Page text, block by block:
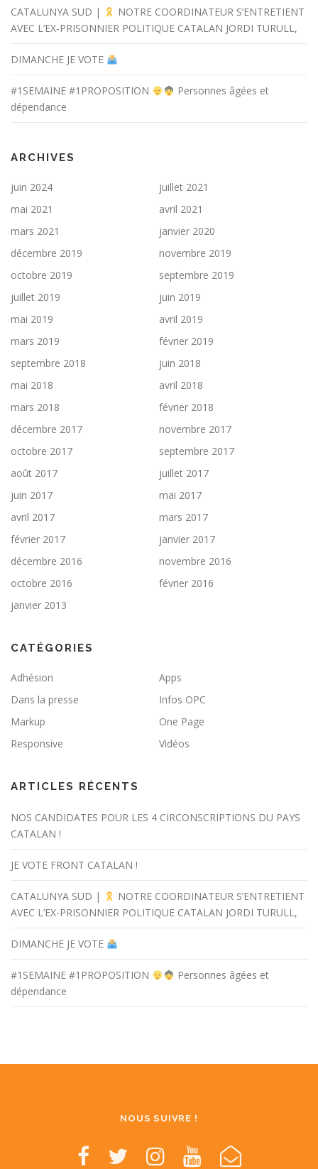
CATALUNYA SUD |
NOTRE COORDINATEUR S’ENTRETIENT
AVEC L’EX-PRISONNIER POLITIQUE CATALAN JORDI TURULL,
DIMANCHE JE VOTE
#1SEMAINE #1PROPOSITION
Personnes âgées et
dépendance
ARCHIVES
juin 2024
juillet 2021
mai 2021
avril 2021
mars 2021
janvier 2020
décembre 2019
novembre 2019
octobre 2019
septembre 2019
juillet 2019
juin 2019
mai 2019
avril 2019
mars 2019
février 2019
septembre 2018
juin 2018
mai 2018
avril 2018
mars 2018
février 2018
décembre 2017
novembre 2017
octobre 2017
septembre 2017
août 2017
juillet 2017
juin 2017
mai 2017
avril 2017
mars 2017
février 2017
janvier 2017
décembre 2016
novembre 2016
octobre 2016
février 2016
janvier 2013
CATÉGORIES
Adhésion
Apps
Dans la presse
Infos OPC
Markup
One Page
Responsive
Vidéos
ARTICLES RÉCENTS
NOS CANDIDATES POUR LES 4 CIRCONSCRIPTIONS DU PAYS
CATALAN !
JE VOTE FRONT CATALAN !
CATALUNYA SUD |
NOTRE COORDINATEUR S’ENTRETIENT
AVEC L’EX-PRISONNIER POLITIQUE CATALAN JORDI TURULL,
DIMANCHE JE VOTE
#1SEMAINE #1PROPOSITION
Personnes âgées et
dépendance
NOUS SUIVRE !